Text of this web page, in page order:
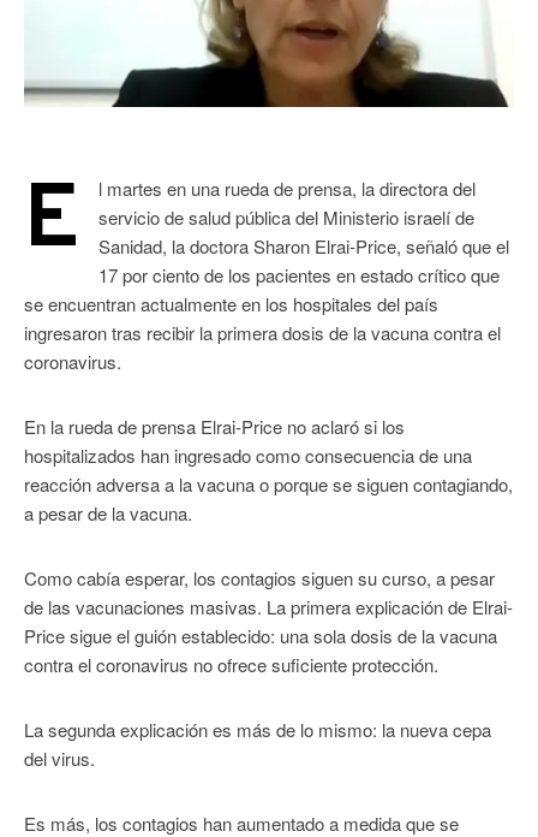
E
l martes en una rueda de prensa, la directora del
servicio de salud pública del Ministerio israelí de
Sanidad, la doctora Sharon Elrai-Price, señaló que el
17 por ciento de los pacientes en estado crítico que
se encuentran actualmente en los hospitales del país
ingresaron tras recibir la primera dosis de la vacuna contra el
coronavirus.
En la rueda de prensa Elrai-Price no aclaró si los
hospitalizados han ingresado como consecuencia de una
reacción adversa a la vacuna o porque se siguen contagiando,
a pesar de la vacuna.
Como cabía esperar, los contagios siguen su curso, a pesar
de las vacunaciones masivas. La primera explicación de Elrai-
Price sigue el guión establecido: una sola dosis de la vacuna
contra el coronavirus no ofrece suficiente protección.
La segunda explicación es más de lo mismo: la nueva cepa
del virus.
Es más, los contagios han aumentado a medida que se